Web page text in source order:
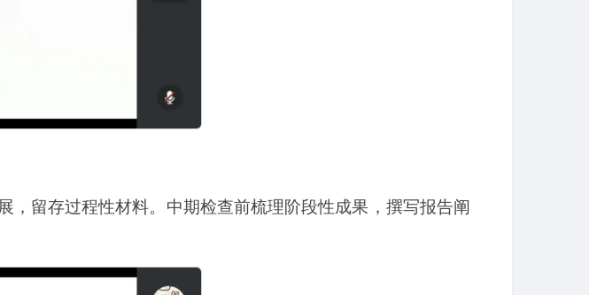
留存过程性材料。中期检查前梳理阶段性成果，撰写报告阐